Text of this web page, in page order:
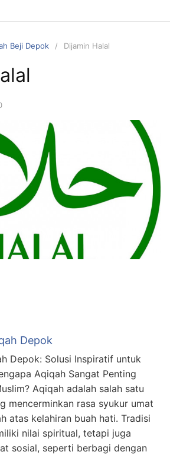
Beji Depok Dijamin Halal
Depok
Depok: Solusi Inspiratif untuk
Aqiqah Sangat Penting
Aqiqah adalah salah satu
mencerminkan rasa syukur umat
atas kelahiran buah hati. Tradisi
nilai spiritual, tetapi juga
sosial, seperti berbagi dengan